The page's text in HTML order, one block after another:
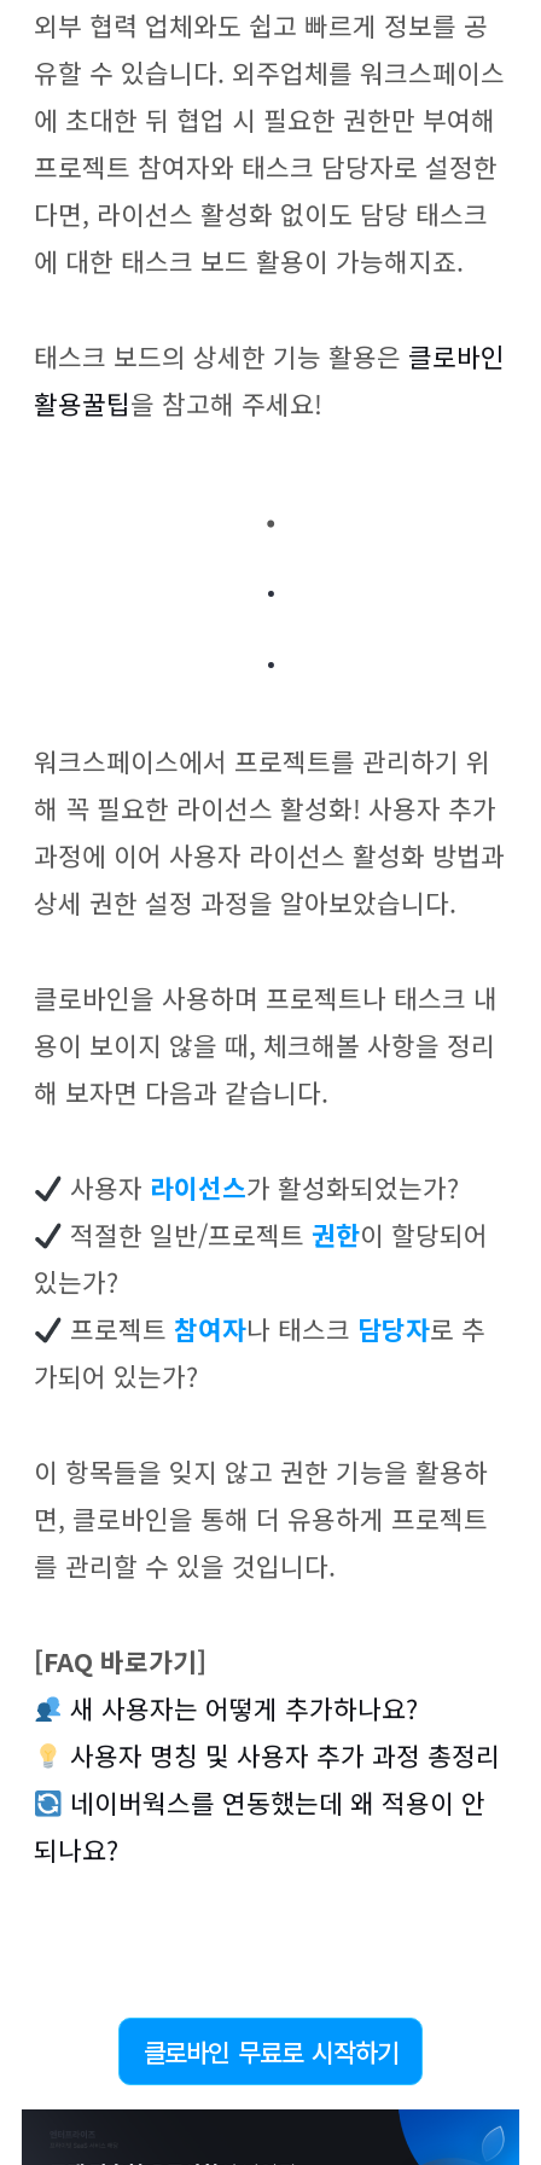
외부 협력 업체와도 쉽고 빠르게 정보를 공
유할 수 있습니다. 외주업체를 워크스페이스
에 초대한 뒤 협업 시 필요한 권한만 부여해
프로젝트 참여자와 태스크 담당자로 설정한
다면, 라이선스 활성화 없이도 담당 태스크
에 대한 태스크 보드 활용이 가능해지죠.
태스크 보드의 상세한 기능 활용은 클로바인
활용꿀팁을 참고해 주세요!
.
.
.
워크스페이스에서 프로젝트를 관리하기 위
해 꼭 필요한 라이선스 활성화! 사용자 추가
과정에 이어 사용자 라이선스 활성화 방법과
상세 권한 설정 과정을 알아보았습니다.
클로바인을 사용하며 프로젝트나 태스크 내
용이 보이지 않을 때, 체크해볼 사항을 정리
해 보자면 다음과 같습니다.
사용자 라이선스가 활성화되었는가?
적절한 일반/프로젝트 권한이 할당되어
있는가?
프로젝트참여자나 태스크 담당자로 추
가되어 있는가?
이 항목들을 잊지 않고 권한 기능을 활용하
면, 클로바인을 통해 더 유용하게 프로젝트
를 관리할 수 있을 것입니다.
[FAQ 바로가기]
새 사용자는 어떻게 추가하나요?
사용자 명칭 및 사용자 추가 과정 총정리
네이버웍스를 연동했는데 왜 적용이 안
되나요?
클로바인 무료로 시작하기